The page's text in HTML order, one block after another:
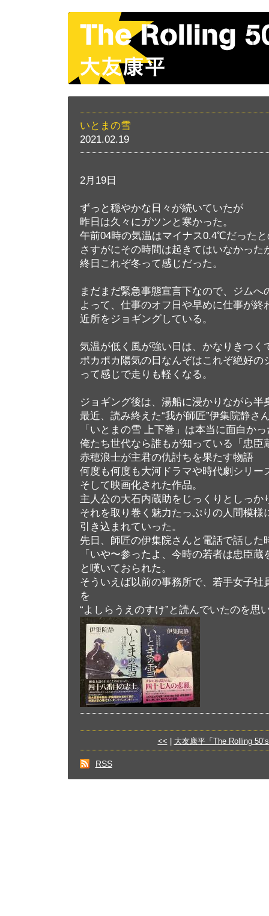
いとまの雪
2021.02.19
2月19日
ずっと穏やかな日々が続いていたが
昨日は久々にガツンと寒かった。
午前04時の気温はマイナス0.4℃だった
さすがにその時間は起きてはいなかった
終日これぞ冬って感じだった。
まだまだ緊急事態宣言下なので、ジムへ
よって、仕事のオフ日や早めに仕事が終
近所をジョギングしている。
気温が低く風が強い日は、かなりきつく
ポカポカ陽気の日なんぞはこれぞ絶好の
って感じで走りも軽くなる。
ジョギング後は、湯船に浸かりながら半
最近、読み終えた“我が師匠”伊集院静さ
「いとまの雪 上下巻」は本当に面白か
俺たち世代なら誰もが知っている「忠臣
赤穂浪士が主君の仇討ちを果たす物語
何度も何度も大河ドラマや時代劇シリー
そして映画化された作品。
主人公の大石内蔵助をじっくりとしっか
それを取り巻く魅力たっぷりの人間模様
引き込まれていった。
先日、師匠の伊集院さんと電話で話した
「いや〜参ったよ、今時の若者は忠臣
と嘆いておられた。
そういえば以前の事務所で、若手女子社
を
“よしらうえのすけ”と読んでいたのを思
<< 大友康平「The Rolling
RSS